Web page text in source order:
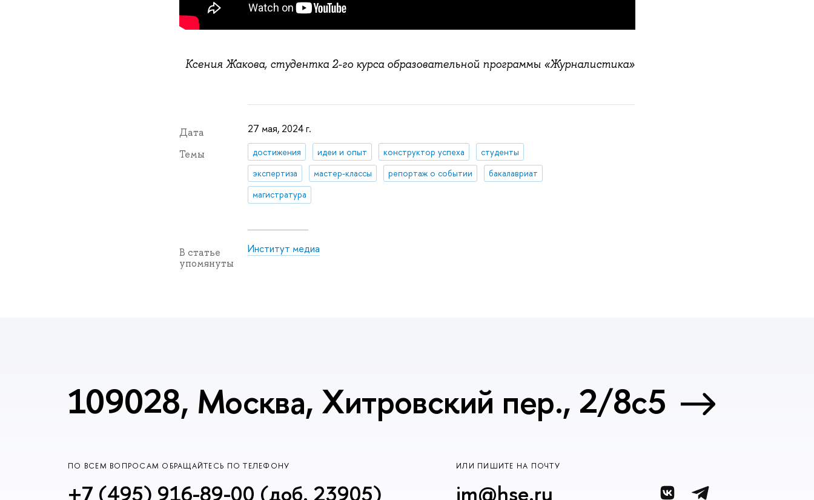
Ксения Жакова, студентка 2-го курса образовательной программы «Журналистика»
Дата 27 мая, 2024 г.
Темы достижения идеи и опыт конструктор успеха
студенты
экспертиза
мастер-классы репортаж о событии
бакалавриат
магистратура
В статье
упомянуты
Институт медиа
109028, Москва, Хитровский пер., 2/8с5
ПО ВСЕМ ВОПРОСАМ ОБРАЩАЙТЕСЬ ПО ТЕЛЕФОНУ
+7 (495) 916-89-00 (доб. 23905)
ИЛИ ПИШИТЕ НА ПОЧТУ
im@hse.ru